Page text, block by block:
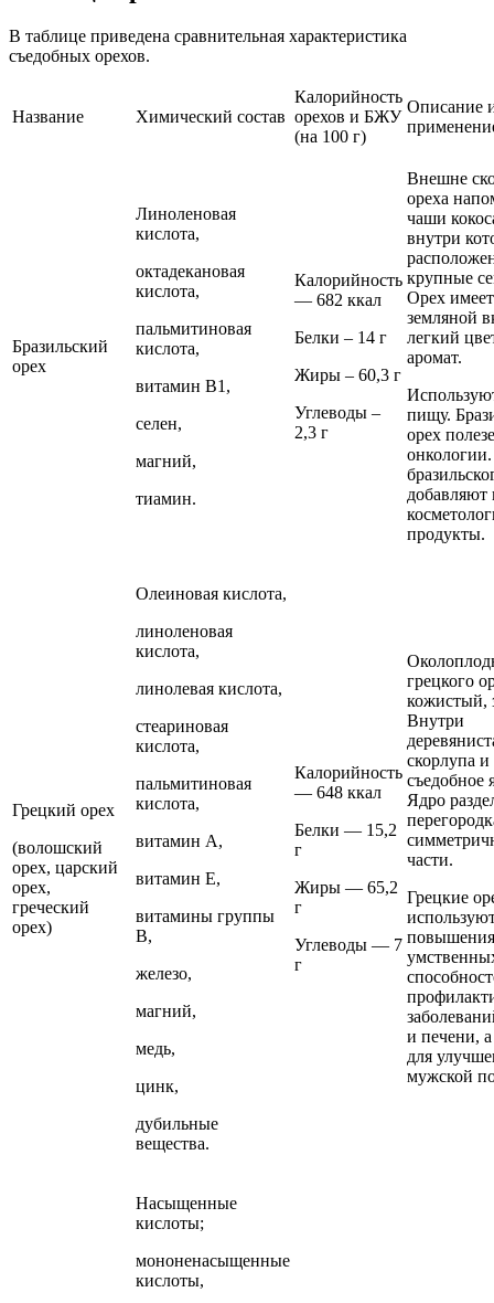
В таблице приведена сравнительная характеристика
съедобных орехов.
Название Химический состав
Калорийность
орехов и БЖУ
(на 100 г)
Описание
Бразильский
орех
Линоленовая
кислота,
октадекановая
кислота,
пальмитиновая
кислота,
витамин В1,
селен,
магний,
тиамин.
Калорийность
— 682 ккал
Белки – 14 г
Жиры – 60,3 г
Углеводы –
2,3 г
Внешне
ореха
чаши
внутри
крупные
Орех имеет
земляной
легкий
аромат.
пищу.
орех
добавляют
продукты.
Грецкий орех
(волошский
орех, царский
орех,
греческий
орех)
Олеиновая кислота,
линоленовая
кислота,
линолевая кислота,
стеариновая
кислота,
пальмитиновая
кислота,
витамин А,
витамин Е,
витамины группы
В,
железо,
магний,
медь,
цинк,
дубильные
вещества.
Калорийность
— 648 ккал
Белки — 15,2
г
Жиры — 65,2
г
Углеводы — 7
г
грецкого
кожистый,
Внутри
скорлупа и
съедобное
Ядро
части.
Грецкие
повышения
и печени,
для
мужской
Насыщенные
кислоты;
мононенасыщенные
кислоты,